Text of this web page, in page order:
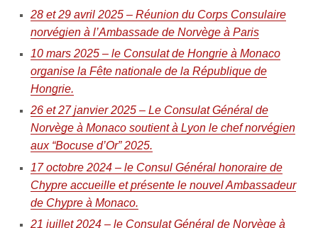
28 et 29 avril 2025 – Réunion du Corps Consulaire
norvégien à l’Ambassade de Norvège à Paris
10 mars 2025 – le Consulat de Hongrie à Monaco
organise la Fête nationale de la République de
Hongrie.
26 et 27 janvier 2025 – Le Consulat Général de
Norvège à Monaco soutient à Lyon le chef norvégien
aux “Bocuse d’Or” 2025.
17 octobre 2024 – le Consul Général honoraire de
Chypre accueille et présente le nouvel Ambassadeur
de Chypre à Monaco.
21 juillet 2024 – le Consulat Général de Norvège à